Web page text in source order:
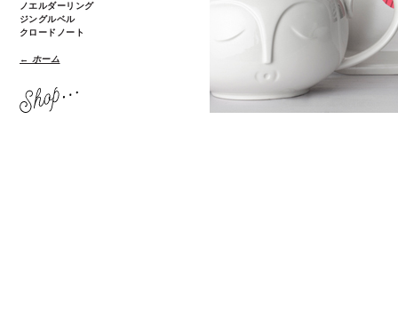
ノエルダーリング
ジングルベル
クロードノート
← ホーム